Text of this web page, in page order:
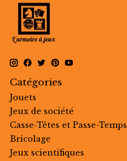
Catégories
Jouets
Jeux de société
Casse-Têtes et Passe-Temps
Bricolage
Jeux scientifiques